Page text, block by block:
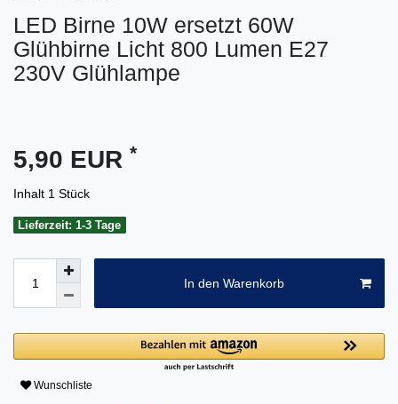
LED Birne 10W ersetzt 60W
Glühbirne Licht 800 Lumen E27
230V Glühlampe
5,90 EUR *
Inhalt 1 Stück
Lieferzeit: 1-3 Tage
In den Warenkorb
Wunschliste